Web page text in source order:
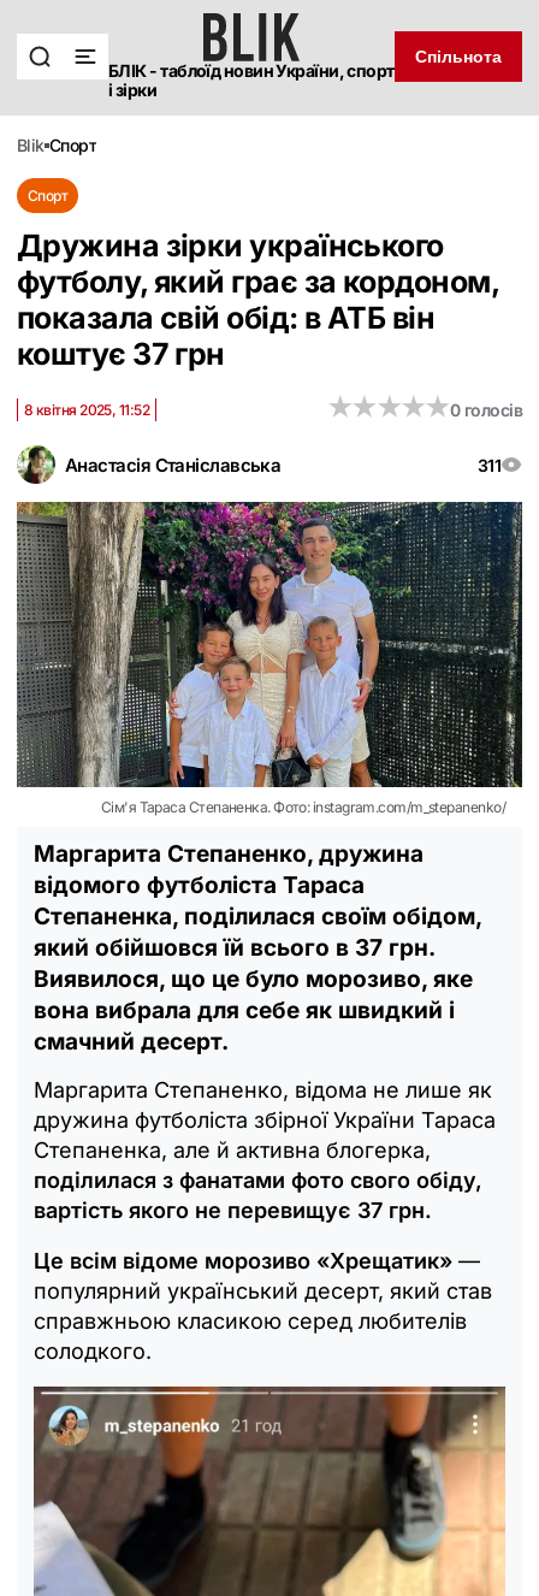
БЛІК - таблоїд новин України, спорт
і зірки
Спільнота
blik спорт
Спорт
Дружина зірки українського
футболу, який грає за кордоном,
показала свій обід: в АТБ він
коштує 37 грн
Анастасія Станіславська 311
8 квітня 2025, 11:52 ★★★★★
★★★★★0 голосів
Сім'я Тараса Степаненка. Фото: instagram.com/m_stepanenko/
Маргарита Степаненко, дружина
відомого футболіста Тараса
Степаненка, поділилася своїм обідом,
який обійшовся їй всього в 37 грн.
Виявилося, що це було морозиво, яке
вона вибрала для себе як швидкий і
смачний десерт.
Маргарита Степаненко, відома не лише як
дружина футболіста збірної України Тараса
Степаненка, але й активна блогерка,
поділилася з фанатами фото свого обіду,
вартість якого не перевищує 37 грн.
Це всім відоме морозиво «Хрещатик» —
популярний український десерт, який став
справжньою класикою серед любителів
солодкого.